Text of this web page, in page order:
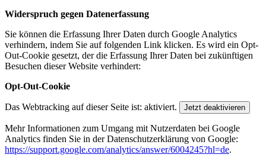
Widerspruch gegen Datenerfassung
Sie können die Erfassung Ihrer Daten durch Google Analytics
verhindern, indem Sie auf folgenden Link klicken. Es wird ein Opt-
Out-Cookie gesetzt, der die Erfassung Ihrer Daten bei zukünftigen
Besuchen dieser Website verhindert:
Opt-Out-Cookie
Das Webtracking auf dieser Seite ist: aktiviert. Jetzt deaktivieren
Mehr Informationen zum Umgang mit Nutzerdaten bei Google
Analytics finden Sie in der Datenschutzerklärung von Google:
https://support.google.com/analytics/answer/6004245?hl=de.